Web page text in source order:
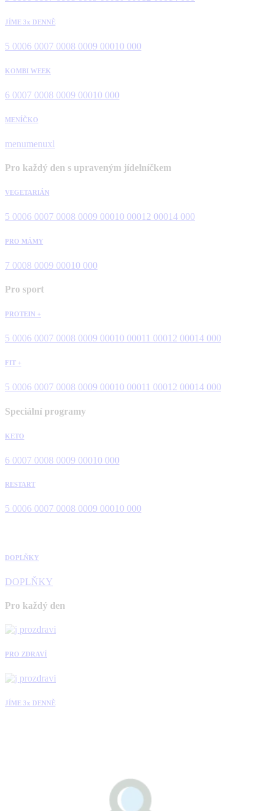
JÍME 3x DENNĚ
5 0006 0007 0008 0009 00010 000
KOMBI WEEK
6 0007 0008 0009 00010 000
MENÍČKO
menumenuxl
Pro každý den s upraveným jídelníčkem
VEGETARIÁN
5 0006 0007 0008 0009 00010 00012 00014 000
PRO MÁMY
7 0008 0009 00010 000
Pro sport
PROTEIN +
5 0006 0007 0008 0009 00010 00011 00012 00014 000
FIT +
5 0006 0007 0008 0009 00010 00011 00012 00014 000
Speciální programy
KETO
6 0007 0008 0009 00010 000
RESTART
5 0006 0007 0008 0009 00010 000
DOPLŇKY
DOPLŇKY
Pro každý den
PRO ZDRAVÍ
JÍME 3x DENNĚ